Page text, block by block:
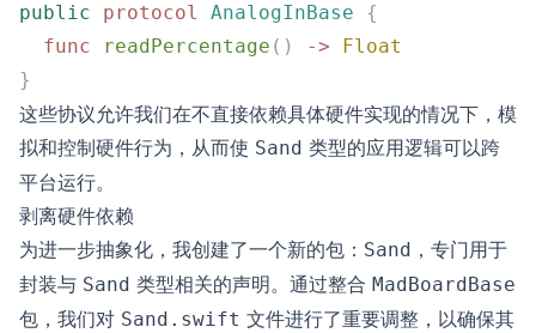
public protocol AnalogInBase {
  func
readPercentage () -> Float
}
这些协议允许我们在不直接依赖具体硬件实现的情况下，模
拟和控制硬件行为，从而使 Sand 类型的应用逻辑可以跨
平台运行。
剥离硬件依赖
为进一步抽象化，我创建了一个新的包： Sand ，专门用于
封装与 Sand 类型相关的声明。通过整合 MadBoardBase
包，我们对 Sand.swift 文件进行了重要调整，以确保其